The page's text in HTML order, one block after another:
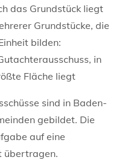
das Grundstück liegt
Grundstücke, die
bilden:
in
Fläche liegt
sind in Baden-
gebildet. Die
auf eine
übertragen.